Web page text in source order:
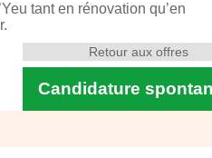
tant en rénovation qu’en
Candidature
Retour aux offres